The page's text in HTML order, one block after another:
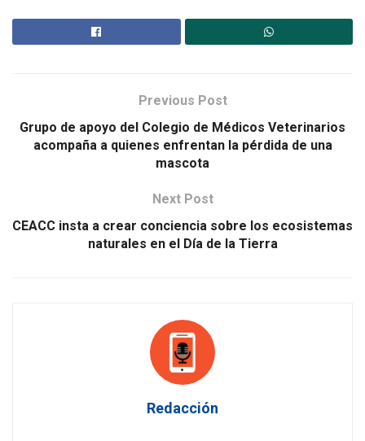
Previous Post
Grupo de apoyo del Colegio de Médicos Veterinarios
acompaña a quienes enfrentan la pérdida de una
mascota
Next Post
CEACC insta a crear conciencia sobre los ecosistemas
naturales en el Día de la Tierra
Redacción